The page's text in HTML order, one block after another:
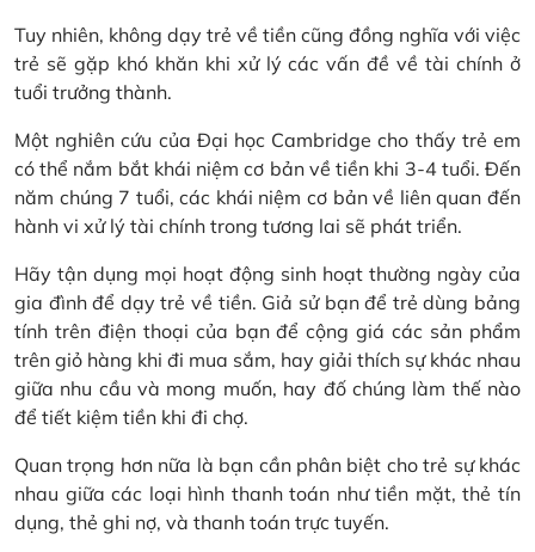
Tuy nhiên, không dạy trẻ về tiền cũng đồng nghĩa với việc
trẻ sẽ gặp khó khăn khi xử lý các vấn đề về tài chính ở
tuổi trưởng thành.
Một nghiên cứu của Đại học Cambridge cho thấy trẻ em
có thể nắm bắt khái niệm cơ bản về tiền khi 3-4 tuổi. Đến
năm chúng 7 tuổi, các khái niệm cơ bản về liên quan đến
hành vi xử lý tài chính trong tương lai sẽ phát triển.
Hãy tận dụng mọi hoạt động sinh hoạt thường ngày của
gia đình để dạy trẻ về tiền. Giả sử bạn để trẻ dùng bảng
tính trên điện thoại của bạn để cộng giá các sản phẩm
trên giỏ hàng khi đi mua sắm, hay giải thích sự khác nhau
giữa nhu cầu và mong muốn, hay đố chúng làm thế nào
để tiết kiệm tiền khi đi chợ.
Quan trọng hơn nữa là bạn cần phân biệt cho trẻ sự khác
nhau giữa các loại hình thanh toán như tiền mặt, thẻ tín
dụng, thẻ ghi nợ, và thanh toán trực tuyến.